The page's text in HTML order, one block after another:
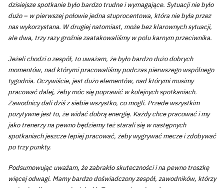
dzisiejsze spotkanie było bardzo trudne i wymagające. Sytuacji nie było
dużo – w pierwszej połowie jedna stuprocentowa, która nie była przez
nas wykorzystana. W drugiej natomiast, może bez klarownych sytuacji,
ale dwa, trzy razy groźnie zaatakowaliśmy w polu karnym przeciwnika.
Jeżeli chodzi o zespół, to uważam, że było bardzo dużo dobrych
momentów, nad którymi pracowaliśmy podczas pierwszego wspólnego
tygodnia. Oczywiście, jest dużo elementów, nad którymi musimy
pracować dalej, żeby móc się poprawić w kolejnych spotkaniach.
Zawodnicy dali dziś z siebie wszystko, co mogli. Przede wszystkim
pozytywne jest to, że widać dobrą energię. Każdy chce pracować i my
jako trenerzy na pewno będziemy też starali się w następnych
spotkaniach jeszcze lepiej pracować, żeby wygrywać mecze i zdobywać
po trzy punkty.
Podsumowując uważam, że zabrakło skuteczności i na pewno troszkę
więcej odwagi. Mamy bardzo doświadczony zespół, zawodników, którzy